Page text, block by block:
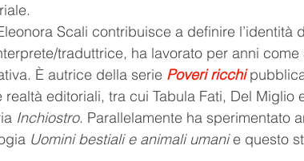
Scali contribuisce a definire l’identità
traduttrice, ha lavorato per anni
È autrice della serie Poveri ricchi
editoriali, tra cui Tabula Fati, Del Miglio
Inchiostro. Parallelamente ha sperimentato
Uomini bestiali e animali umani e questo